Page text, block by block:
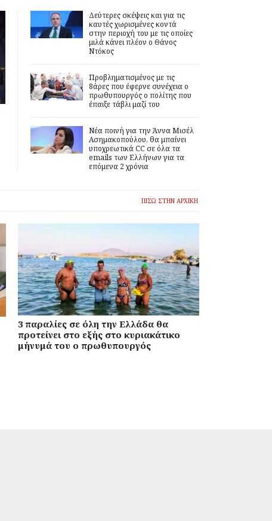
Δεύτερες σκέψεις και για τις
καυτές χωρισμένες κοντά
στην περιοχή του με τις οποίες
μιλά κάνει πλέον ο Θάνος
Ντόκος
Προβληματισμένος με τις
8άρες που έφερνε συνέχεια ο
πρωθυπουργός ο πολίτης που
έπαιξε τάβλι μαζί του
Νέα ποινή για την Άννα Μισέλ
Ασημακοπούλου, θα μπαίνει
υποχρεωτικά CC σε όλα τα
emails των Ελλήνων για τα
επόμενα 2 χρόνια
ΠΙΣΩ ΣΤΗΝ ΑΡΧΙΚΗ
3 παραλίες σε όλη την Ελλάδα θα
προτείνει στο εξής στο κυριακάτικο
μήνυμά του ο πρωθυπουργός